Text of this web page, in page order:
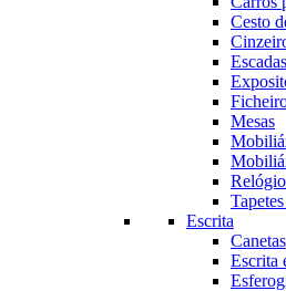
Cesto
Mesas
Escrita
Canetas
Escrita